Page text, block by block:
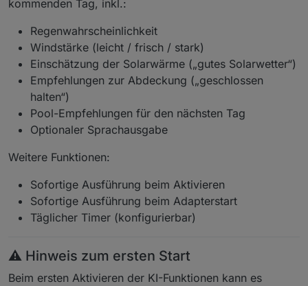
kommenden Tag, inkl.:
Regenwahrscheinlichkeit
Windstärke (leicht / frisch / stark)
Einschätzung der Solarwärme („gutes Solarwetter“)
Empfehlungen zur Abdeckung („geschlossen
halten“)
Pool-Empfehlungen für den nächsten Tag
Optionaler Sprachausgabe
Weitere Funktionen:
Sofortige Ausführung beim Aktivieren
Sofortige Ausführung beim Adapterstart
Täglicher Timer (konfigurierbar)
⚠️ Hinweis zum ersten Start
Beim ersten Aktivieren der KI-Funktionen kann es